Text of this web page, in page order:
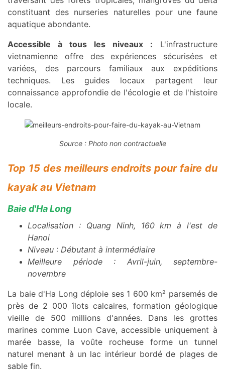
constituant des nurseries naturelles pour une faune
aquatique abondante.
Accessible à tous les niveaux : L'infrastructure
vietnamienne offre des expériences sécurisées et
variées, des parcours familiaux aux expéditions
techniques. Les guides locaux partagent leur
connaissance approfondie de l'écologie et de l'histoire
locale.
Source : Photo non contractuelle
Top 15 des meilleurs endroits pour faire du
kayak au Vietnam
Baie d'Ha Long
Localisation : Quang Ninh, 160 km à l'est de
Hanoi
Niveau : Débutant à intermédiaire
Meilleure période : Avril-juin, septembre-
novembre
La baie d'Ha Long déploie ses 1 600 km² parsemés de
près de 2 000 îlots calcaires, formation géologique
vieille de 500 millions d'années. Dans les grottes
marines comme Luon Cave, accessible uniquement à
marée basse, la voûte rocheuse forme un tunnel
naturel menant à un lac intérieur bordé de plages de
sable fin.